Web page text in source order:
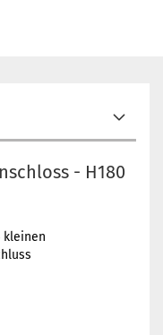
- H180
kleinen